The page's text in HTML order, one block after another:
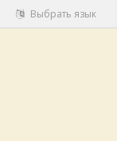
Выбрать язык